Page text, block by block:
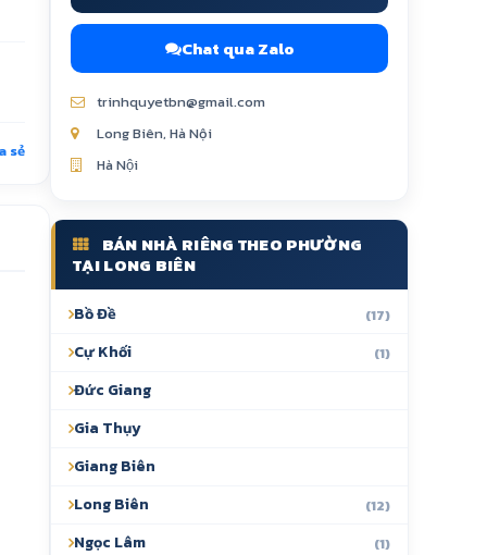
sẻ
Chat qua Zalo
trinhquyetbn@gmail.com
Long Biên, Hà Nội
Hà Nội
BÁN NHÀ RIÊNG THEO PHƯỜNG
TẠI LONG BIÊN
Bồ Đề (17)
Cự Khối (1)
Đức Giang
Gia Thụy
Giang Biên
Long Biên
(12)
Ngọc Lâm (1)